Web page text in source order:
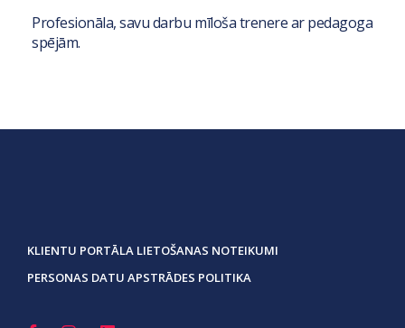
Profesionāla, savu darbu mīloša trenere ar pedagoga
spējām.
KLIENTU PORTĀLA LIETOŠANAS NOTEIKUMI
PERSONAS DATU APSTRĀDES POLITIKA